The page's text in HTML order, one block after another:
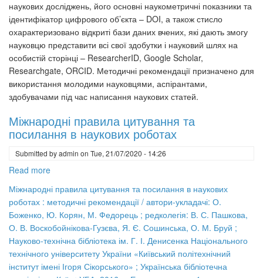
наукових досліджень, його основні наукометричні показники та
ідентифікатор цифрового об’єкта – DOI, а також стисло
охарактеризовано відкриті бази даних вчених, які дають змогу
науковцю представити всі свої здобутки і науковий шлях на
особистій сторінці – ResearcherID, Google Scholar,
Researchgate, ORCID. Методичні рекомендації призначено для
використання молодими науковцями, аспірантами,
здобувачами під час написання наукових статей.
Міжнародні правила цитування та
посилання в наукових роботах
Submitted byadmin on Tue, 21/07/2020 - 14:26
Read more
правила
цитування
та
посилання
в
наукових
роботах
Міжнародні правила цитування та посилання в наукових
роботах : методичні рекомендації / автори-укладачі: О.
Боженко, Ю. Корян, М. Федорець ; редколегія: В. С. Пашкова,
О. В. Воскобойнікова-Гузєва, Я. Є. Сошинська, О. М. Бруй ;
Науково-технічна бібліотека ім. Г. І. Денисенка Національного
технічного університету України «Київський політехнічний
інститут імені Ігоря Сікорського» ; Українська бібліотечна